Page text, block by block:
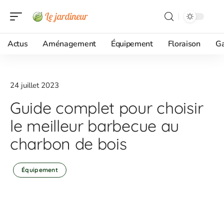
Actus Aménagement Équipement Floraison
24 juillet 2023
Guide complet pour choisir
le meilleur barbecue au
charbon de bois
Équipement